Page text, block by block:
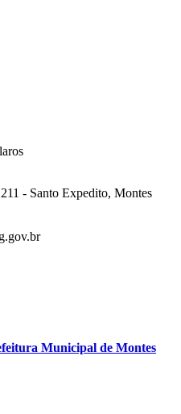
- Santo Expedito, Montes
Municipal de Montes